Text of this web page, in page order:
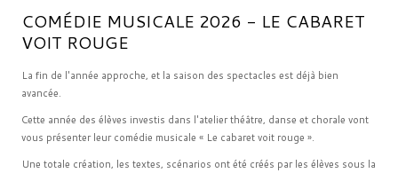
COMÉDIE MUSICALE 2026 - LE CABARET
VOIT ROUGE
La fin de l'année approche, et la saison des spectacles est déjà bien
avancée.
Cette année des élèves investis dans l'atelier théâtre, danse et chorale vont
vous présenter leur comédie musicale « Le cabaret voit rouge ».
Une totale création, les textes, scénarios ont été créés par les élèves sous la